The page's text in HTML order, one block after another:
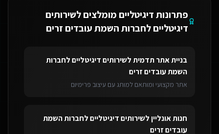
פתרונות דיגיטליים מומלצים לשירותים
דיגיטליים לחברות השמת עובדים זרים
בניית אתר תדמיתלשירותים דיגיטליים לחברות
השמת עובדים זרים
אתר מקצועי ומותאם למותג עם עיצוב פרימיום
חנות אונלייןלשירותים דיגיטליים לחברות השמת
עובדים זרים